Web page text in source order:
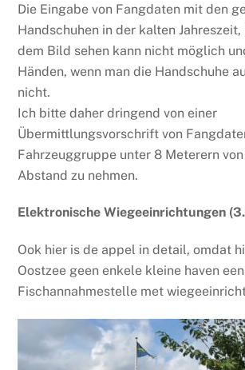
Die Eingabe von Fangdaten mit den
Handschuhen in der kalten
dem Bild sehen kann nicht möglich
Händen, wenn man die Handschuhe
nicht.
Ich bitte daher dringend von einer
Übermittlungsvorschrift von
Fahrzeuggruppe unter 8 Meterern
Abstand zu nehmen.
Elektronische Wiegeeinrichtungen
Ook hier is de appel in detail, omdat
Oostzee geen enkele kleine haven een
Fischannahmestelle met